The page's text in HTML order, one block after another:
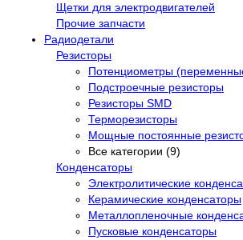
Щетки для электродвигателей
Прочие запчасти
Радиодетали
Резисторы
Потенциометры
Подстроечные резисторы
Резисторы SMD
Терморезисторы
Мощные постоянные
Все категории (9)
Конденсаторы
Электролитические
Керамические конденсаторы
Металлопленочные
Пусковые конденсаторы